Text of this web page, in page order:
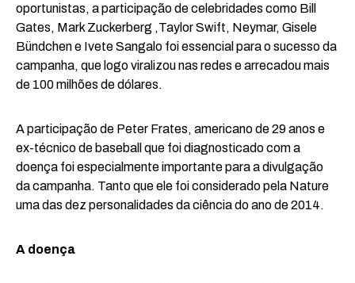
oportunistas, a participação de celebridades como Bill
Gates, Mark Zuckerberg ,Taylor Swift, Neymar, Gisele
Bündchen e Ivete Sangalo foi essencial para o sucesso da
campanha, que logo viralizou nas redes e arrecadou mais
de 100 milhões de dólares.
A participação de Peter Frates, americano de 29 anos e
ex-técnico de baseball que foi diagnosticado com a
doença foi especialmente importante para a divulgação
da campanha. Tanto que ele foi considerado pela Nature
uma das dez personalidades da ciência do ano de 2014.
A doença